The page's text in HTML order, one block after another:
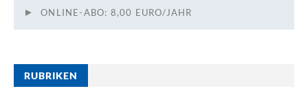
ONLINE-ABO: 8,00 EURO/JAHR
RUBRIKEN